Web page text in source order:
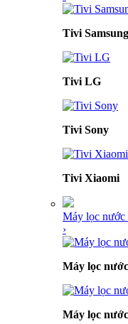
Tivi Samsung
Tivi LG
Tivi Sony
Tivi Xiaomi
Máy lọc nước
›
Máy lọc
Máy lọc